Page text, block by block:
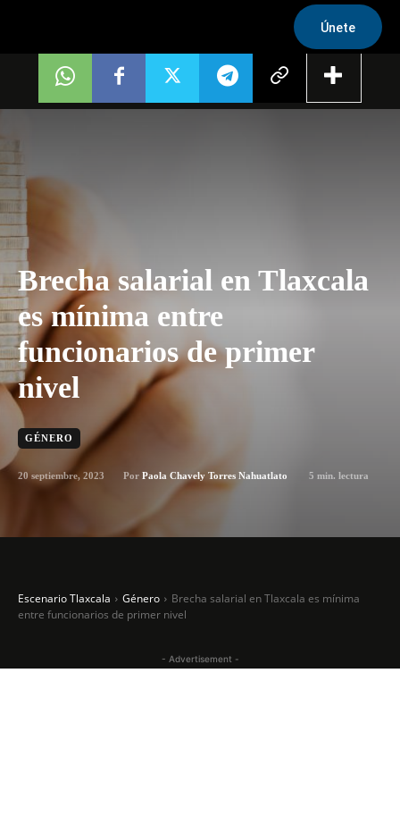
Únete
Brecha salarial en Tlaxcala
es mínima entre
funcionarios de primer
nivel
GÉNERO
20 septiembre, 2023 Por Paola Chavely Torres Nahuatlato 5 min. lectura
Escenario Tlaxcala Género
Brecha salarial en Tlaxcala es mínima
entre funcionarios de primer nivel
- Advertisement -